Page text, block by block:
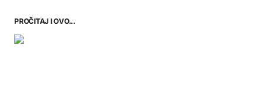
PROČITAJ I OVO...